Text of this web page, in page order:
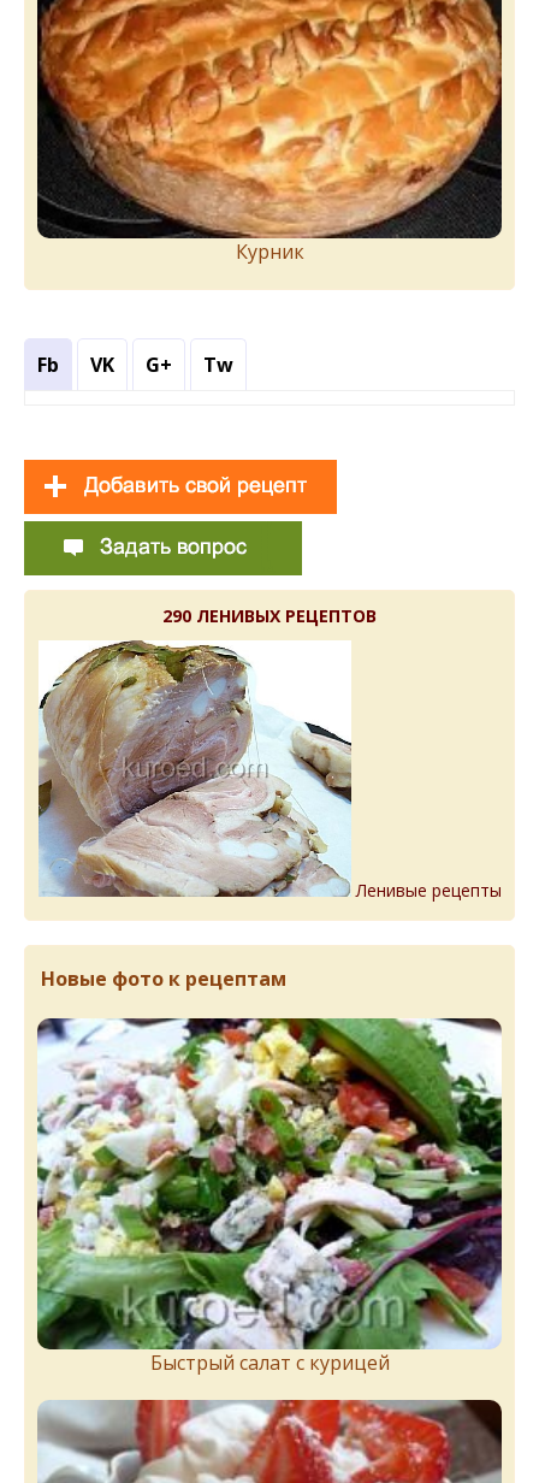
Курник
Fb VK G+ Tw
290 ЛЕНИВЫХ РЕЦЕПТОВ
Ленивые рецепты
Новые фото к рецептам
Быстрый салат с курицей